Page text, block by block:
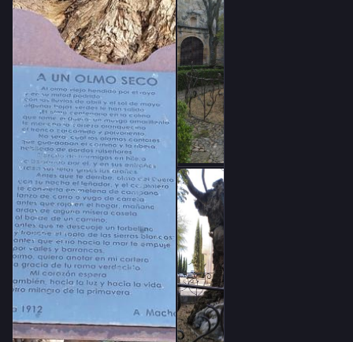
timonos aŭ la jogn por mul-paro;
antaŭ ol vi disverŝos fajron brilan
en iu kabanaĉo de l' kamparo
ĉe flanko de aleo;
antaŭ ol vi alvenos al pereo
rompite de ventegoj el kulminoj;
antaŭ ol vin rulados la rivero
tra valoj kaj ravinoj,
mi volas, ulmo, noti en kajero
pri via ĉarma, freŝe verda frondo...
Esperas en ĉi tempo
la koro mia, antaŭ la viv-ondo,
same por si miraklon de l' printempo.
Antonio Machado
(Tradukis Fernando de Diego).